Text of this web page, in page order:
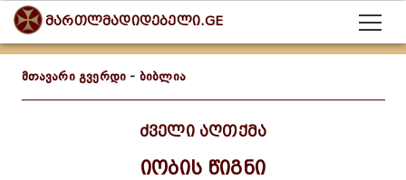
მართლმადიდებელი.GE
მთავარი გვერდი - ბიბლია
ძველი აღთქმა
იობის წიგნი